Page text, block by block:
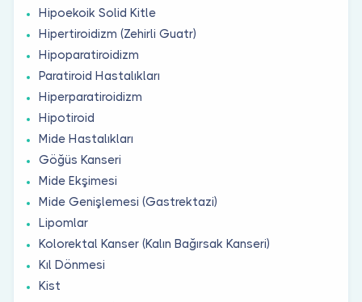
Hipoekoik Solid Kitle
Hipertiroidizm (Zehirli Guatr)
Hipoparatiroidizm
Paratiroid Hastalıkları
Hiperparatiroidizm
Hipotiroid
Mide Hastalıkları
Göğüs Kanseri
Mide Ekşimesi
Mide Genişlemesi (Gastrektazi)
Lipomlar
Kolorektal Kanser (Kalın Bağırsak Kanseri)
Kıl Dönmesi
Kist